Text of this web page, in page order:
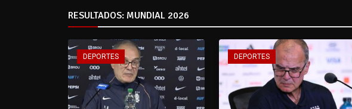
RESULTADOS: MUNDIAL 2026
DEPORTES DEPORTES